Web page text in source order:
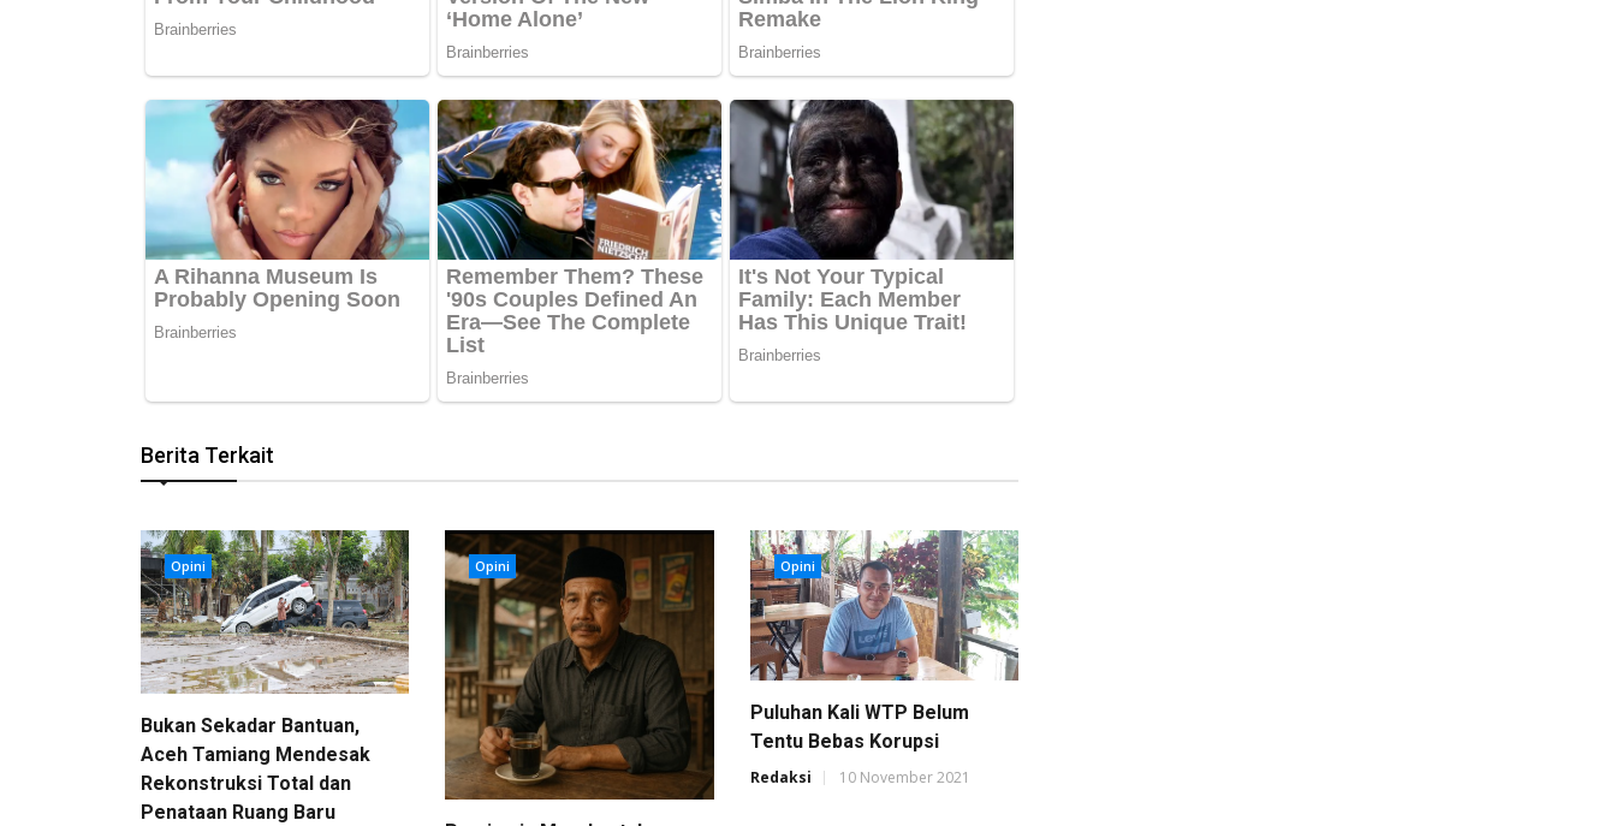
Berita Terkait
Opini
Bukan Sekadar Bantuan,
Aceh Tamiang Mendesak
Rekonstruksi Total dan
Penataan Ruang Baru
Opini Opini
Puluhan Kali WTP Belum
Tentu Bebas Korupsi
Redaksi 10 November 2021